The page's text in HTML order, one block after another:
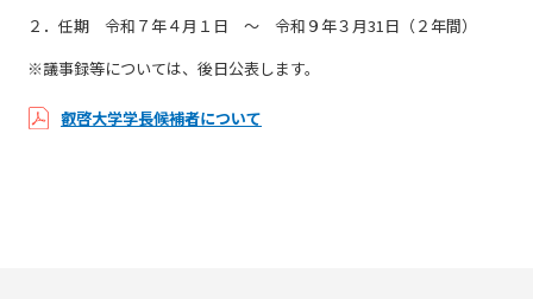
２．任期 令和７年４月１日 ～ 令和９年３月31日（２年間）
※議事録等については、後日公表します。
叡啓大学学長候補者について